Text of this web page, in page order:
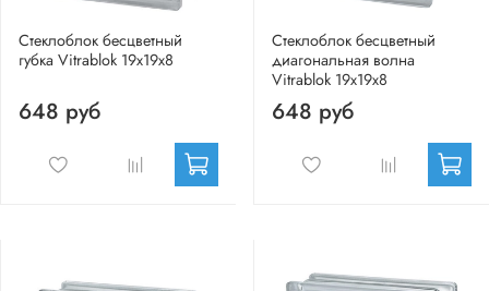
Стеклоблок бесцветный
губка Vitrablok 19х19х8
648 руб
Стеклоблок бесцветный
диагональная волна
Vitrablok 19х19х8
648 руб